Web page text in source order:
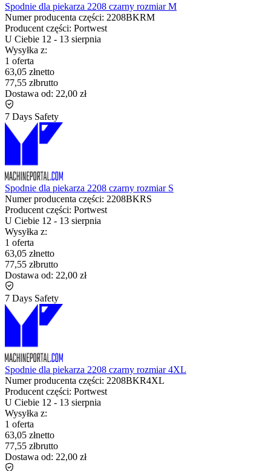
Spodnie dla piekarza 2208 czarny rozmiar M
Numer producenta części: 2208BKRM
Producent części: Portwest
U Ciebie 12 - 13 sierpnia
Wysyłka z:
1 oferta
63,05 złnetto
77,55 złbrutto
Dostawa od: 22,00 zł
7 Days Safety
Spodnie dla piekarza 2208 czarny rozmiar S
Numer producenta części: 2208BKRS
Producent części: Portwest
U Ciebie 12 - 13 sierpnia
Wysyłka z:
1 oferta
63,05 złnetto
77,55 złbrutto
Dostawa od: 22,00 zł
7 Days Safety
Spodnie dla piekarza 2208 czarny rozmiar 4XL
Numer producenta części: 2208BKR4XL
Producent części: Portwest
U Ciebie 12 - 13 sierpnia
Wysyłka z:
1 oferta
63,05 złnetto
77,55 złbrutto
Dostawa od: 22,00 zł